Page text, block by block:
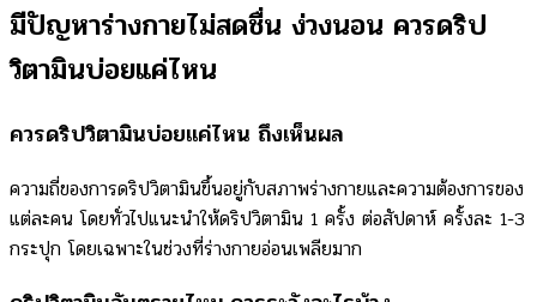
มีปัญหาร่างกายไม่สดชื่น ง่วงนอน ควรดริป
วิตามินบ่อยแค่ไหน
ควรดริปวิตามินบ่อยแค่ไหน ถึงเห็นผล
ความถี่ของการดริปวิตามินขึ้นอยู่กับสภาพร่างกายและความต้องการของ
แต่ละคน โดยทั่วไปแนะนำให้ดริปวิตามิน 1 ครั้ง ต่อสัปดาห์ ครั้งละ 1-3
กระปุก โดยเฉพาะในช่วงที่ร่างกายอ่อนเพลียมาก